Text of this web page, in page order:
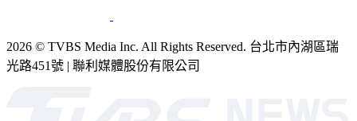
2026 © TVBS Media Inc. All Rights Reserved. 台北市內湖區瑞
光路451號 | 聯利媒體股份有限公司